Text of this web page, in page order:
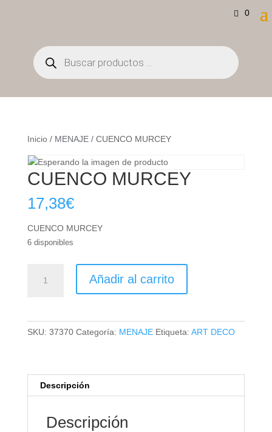
0
Búsqueda
de
productos
Inicio/ MENAJE/ CUENCO MURCEY
CUENCO MURCEY
17,38€
CUENCO MURCEY
6 disponibles
MURCEY
Añadir al carrito
SKU: 37370 Categoría: MENAJE Etiqueta: ART DECO
Descripción
Descripción